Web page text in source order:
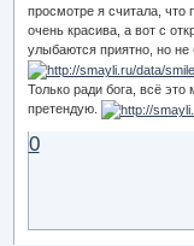
просмотре я считала,
очень красива, а вот с
улыбаются приятно, но
Только ради бога, всё
претендую.
0